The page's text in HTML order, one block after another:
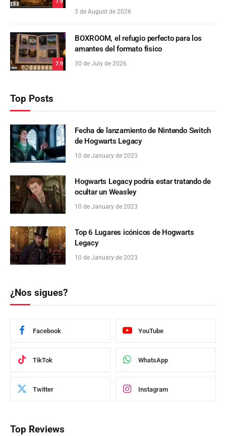
7.9
3 de August de 2026
7.9
BOXROOM, el refugio perfecto para los
amantes del formato físico
30 de July de 2026
Top Posts
Fecha de lanzamiento de Nintendo Switch
de Hogwarts Legacy
10 de January de 2023
Hogwarts Legacy podría estar tratando de
ocultar un Weasley
10 de January de 2023
Top 6 Lugares icónicos de Hogwarts
Legacy
10 de January de 2023
¿Nos sigues?
Facebook YouTube
TikTok WhatsApp
Twitter Instagram
Top Reviews